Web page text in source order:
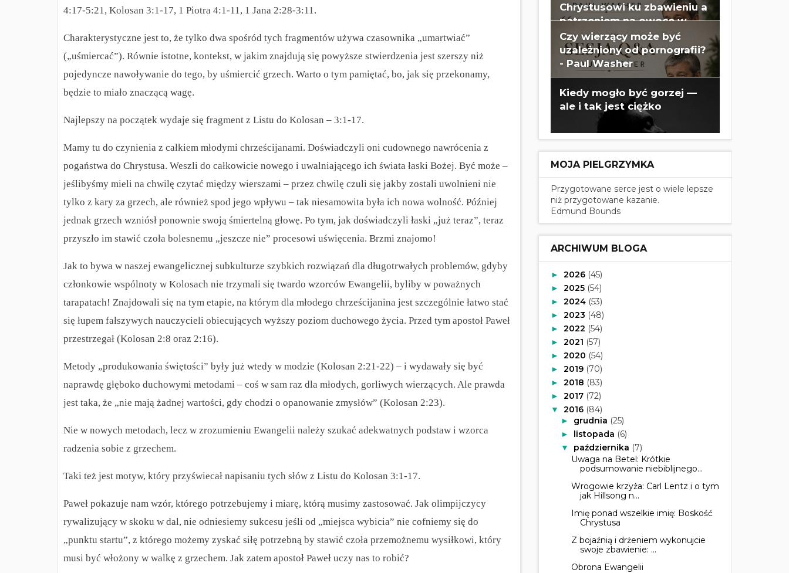
4:17-5:21, Kolosan 3:1-17, 1 Piotra 4:1-11, 1 Jana 2:28-3:11.
Charakterystyczne jest to, że tylko dwa spośród tych fragmentów używa czasownika „umartwiać”
(„uśmiercać”). Równie istotne, kontekst, w jakim znajdują się powyższe stwierdzenia jest szerszy niż
pojedyncze nawoływanie do tego, by uśmiercić grzech. Warto o tym pamiętać, bo, jak się przekonamy,
będzie to miało znaczącą wagę.
Najlepszy na początek wydaje się fragment z Listu do Kolosan – 3:1-17.
Mamy tu do czynienia z całkiem młodymi chrześcijanami. Doświadczyli oni cudownego nawrócenia z
pogaństwa do Chrystusa. Weszli do całkowicie nowego i uwalniającego ich świata łaski Bożej. Być może –
jeślibyśmy mieli na chwilę czytać między wierszami – przez chwilę czuli się jakby zostali uwolnieni nie
tylko z kary za grzech, ale również spod jego wpływu – tak niesamowita była ich nowa wolność. Później
jednak grzech wzniósł ponownie swoją śmiertelną głowę. Po tym, jak doświadczyli łaski „już teraz”, teraz
przyszło im stawić czoła bolesnemu „jeszcze nie” procesowi uświęcenia. Brzmi znajomo!
Jak to bywa w naszej ewangelicznej subkulturze szybkich rozwiązań dla długotrwałych problemów, gdyby
członkowie wspólnoty w Kolosach nie trzymali się twardo wzorców Ewangelii, byliby w poważnych
tarapatach! Znajdowali się na tym etapie, na którym dla młodego chrześcijanina jest szczególnie łatwo stać
się łupem fałszywych nauczycieli obiecujących wyższy poziom duchowego życia. Przed tym apostoł Paweł
przestrzegał (Kolosan 2:8 oraz 2:16).
Metody „produkowania świętości” były już wtedy w modzie (Kolosan 2:21-22) – i wydawały się być
naprawdę głęboko duchowymi metodami – coś w sam raz dla młodych, gorliwych wierzących. Ale prawda
jest taka, że „nie mają żadnej wartości, gdy chodzi o opanowanie zmysłów” (Kolosan 2:23).
Nie w nowych metodach, lecz w zrozumieniu Ewangelii należy szukać adekwatnych podstaw i wzorca
radzenia sobie z grzechem.
Taki też jest motyw, który przyświecał napisaniu tych słów z Listu do Kolosan 3:1-17.
Paweł pokazuje nam wzór, którego potrzebujemy i miarę, którą musimy zastosować. Jak olimpijczycy
rywalizujący w skoku w dal, nie odniesiemy sukcesu jeśli od „miejsca wybicia” nie cofniemy się do
„punktu startu”, z którego możemy zyskać siłę potrzebną by stawić czoła przemożnemu wysiłkowi, który
musi być włożony w walkę z grzechem. Jak zatem apostoł Paweł uczy nas to robić?
Chrystusowi ku zbawieniu a
patrzeniem na owoce w
swoim życiu? - Paul Washer
Czy wierzący może być
uzależniony od pornografii?
- Paul Washer
Kiedy mogło być gorzej —
ale i tak jest ciężko
MOJA PIELGRZYMKA
Przygotowane serce jest o wiele lepsze
niż przygotowane kazanie.
Edmund Bounds
ARCHIWUM BLOGA
► 2026 (45)
► 2025 (54)
► 2024 (53)
► 2023 (48)
► 2022 (54)
► 2021 (57)
► 2020 (54)
► 2019 (70)
► 2018 (83)
► 2017 (72)
▼ 2016 (84)
► grudnia (25)
► listopada (6)
▼ października (7)
Uwaga na Betel: Krótkie
podsumowanie niebiblijnego...
Wrogowie krzyża: Carl Lentz i o tym
jak Hillsong n...
Imię ponad wszelkie imię: Boskość
Chrystusa
Z bojaźnią i drżeniem wykonujcie
swoje zbawienie: ...
Obrona Ewangelii